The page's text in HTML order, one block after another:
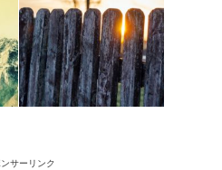
サーリンク